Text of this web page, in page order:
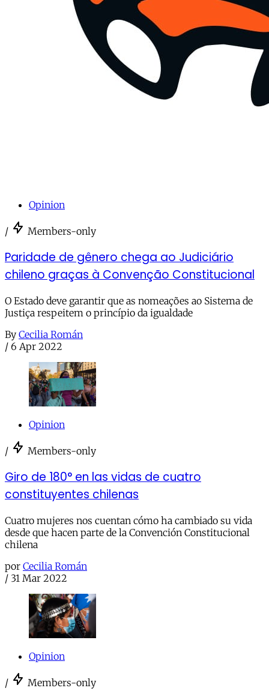
Opinion
/ Members-only
Paridade de gênero chega ao Judiciário
chileno graças à Convenção Constitucional
O Estado deve garantir que as nomeações ao Sistema de
Justiça respeitem o princípio da igualdade
By Cecilia Román
/ 6 Apr 2022
Opinion
/ Members-only
Giro de 180° en las vidas de cuatro
constituyentes chilenas
Cuatro mujeres nos cuentan cómo ha cambiado su vida
desde que hacen parte de la Convención Constitucional
chilena
por Cecilia Román
/ 31 Mar 2022
Opinion
/ Members-only